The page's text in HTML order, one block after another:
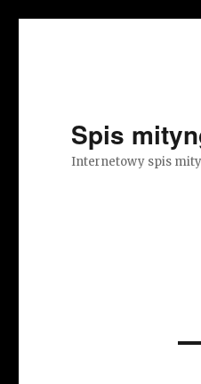
Spis
Internetowy spis